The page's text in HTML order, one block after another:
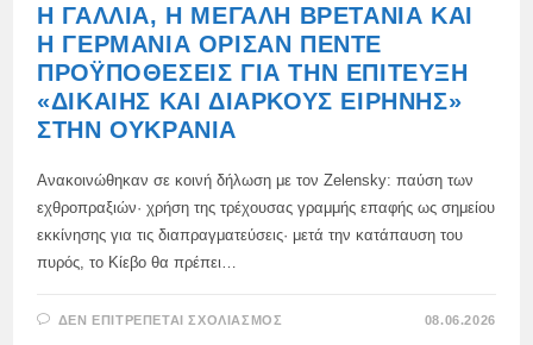
Η ΓΑΛΛΊΑ, Η ΜΕΓΆΛΗ ΒΡΕΤΑΝΊΑ ΚΑΙ
Η ΓΕΡΜΑΝΊΑ ΌΡΙΣΑΝ ΠΈΝΤΕ
ΠΡΟΫΠΟΘΈΣΕΙΣ ΓΙΑ ΤΗΝ ΕΠΊΤΕΥΞΗ
«ΔΊΚΑΙΗΣ ΚΑΙ ΔΙΑΡΚΟΎΣ ΕΙΡΉΝΗΣ»
ΣΤΗΝ ΟΥΚΡΑΝΊΑ
Ανακοινώθηκαν σε κοινή δήλωση με τον Zelensky: παύση των
εχθροπραξιών· χρήση της τρέχουσας γραμμής επαφής ως σημείου
εκκίνησης για τις διαπραγματεύσεις· μετά την κατάπαυση του
πυρός, το Κίεβο θα πρέπει…
ΔΕΝ ΕΠΙΤΡΈΠΕΤΑΙ ΣΧΟΛΙΑΣΜΌΣ 08.06.2026